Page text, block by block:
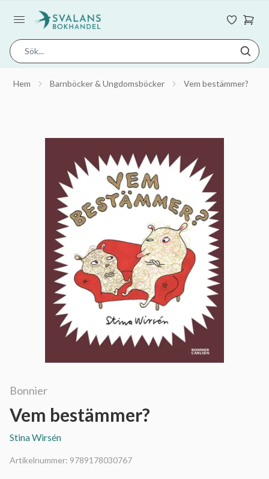
Hem Barnböcker & Ungdomsböcker Vem bestämmer?
Bonnier
Vem bestämmer?
Stina Wirsén
Artikelnummer: 9789178030767